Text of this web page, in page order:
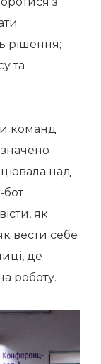
рішення;
та
команд
над
бот
як
вести себе
де
роботу.